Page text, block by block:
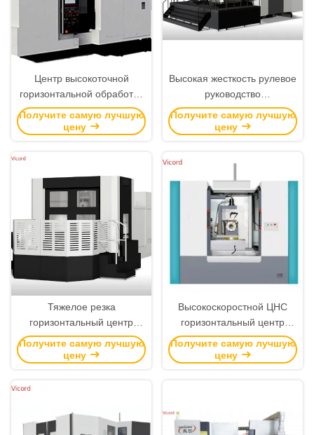
Центр высокоточной
горизонтальной обработки
1300х1300 площадь
поворотного стола
Получите самую лучшую
цену
Высокая жесткость рулевое
руководство
горизонтальный центр
обработки / CNC Hmc
Получите самую лучшую
цену
Тяжелое резка
горизонтальный центр
обработки высокой
жесткости прямоугольный
Получите самую лучшую
цену
Высокоскоростной ЦНС
горизонтальный центр
обработки шестеренки
привода шпиндель режим
Получите самую лучшую
цену